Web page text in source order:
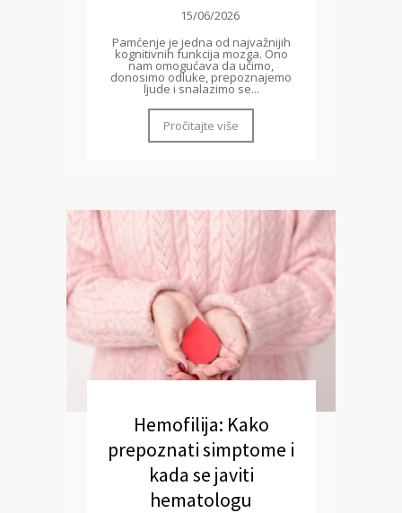
15/06/2026
Pamćenje je jedna od najvažnijih
kognitivnih funkcija mozga. Ono
nam omogućava da učimo,
donosimo odluke, prepoznajemo
ljude i snalazimo se...
Pročitajte više
Hemofilija: Kako
prepoznati simptome i
kada se javiti
hematologu